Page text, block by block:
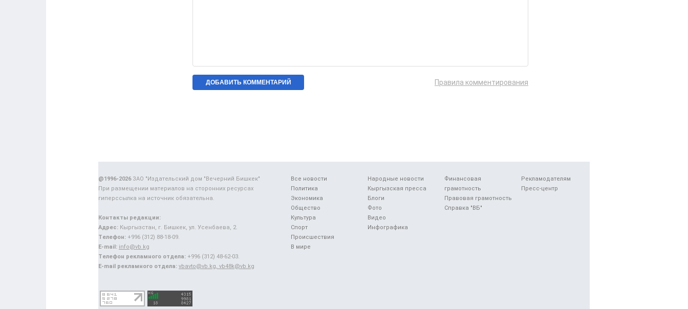
Правила комментирования
Все новости
Политика
Экономика
Общество
Культура
Спорт
Происшествия
В мире
Народные новости
Кыргызская пресса
Блоги
Фото
Видео
Инфографика
Финансовая
грамотность
Правовая грамотность
Справка "ВБ"
Рекламодателям
Пресс-центр
@1996-2026ЗАО "Издательский дом "Вечерний Бишкек"
При размещении материалов на сторонних ресурсах
гиперссылка на источник обязательна.
Контакты редакции:
Адрес: Кыргызстан, г. Бишкек, ул. Усенбаева, 2.
Телефон: +996 (312) 88-18-09.
E-mail: info@vb.kg
Телефон рекламного отдела: +996 (312) 48-62-03.
E-mail рекламного отдела: vbavto@vb.kg, vb48k@vb.kg